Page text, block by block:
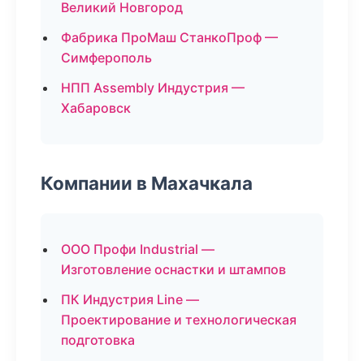
Великий Новгород
Фабрика ПроМаш СтанкоПроф —
Симферополь
НПП Assembly Индустрия —
Хабаровск
Компании в Махачкала
ООО Профи Industrial —
Изготовление оснастки и штампов
ПК Индустрия Line —
Проектирование и технологическая
подготовка